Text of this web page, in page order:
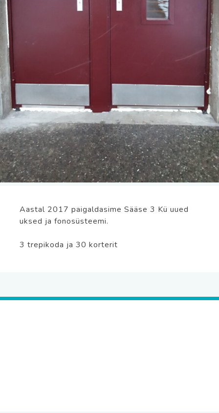
Aastal 2017 paigaldasime Sääse 3 Kü uued
uksed ja fonosüsteemi.
3 trepikoda ja 30 korterit